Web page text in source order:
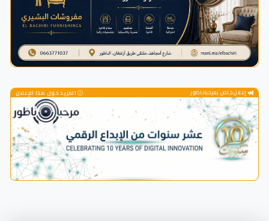
إعلان خاص بمرحباناظور المزيد حول هذا الإعلان